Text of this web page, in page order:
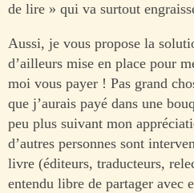
de lire » qui va surtout
Aussi, je vous propose la
d’ailleurs mise en place pour
moi vous payer ! Pas grand
que j’aurais payé dans une
peu plus suivant mon
d’autres personnes sont
livre (éditeurs, traducteurs,
entendu libre de partager avec